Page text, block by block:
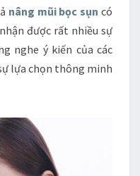
nâng mũi bọc sụn có
được rất nhiều sự
nghe ý kiến của các
lựa chọn thông minh